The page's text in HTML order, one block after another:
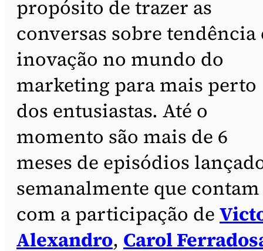
propósito de trazer as
conversas sobre tendência
inovação no mundo do
marketing para mais perto
dos entusiastas. Até o
momento são mais de 6
meses de episódios
semanalmente que contam
com a participação de
Alexandro, Carol